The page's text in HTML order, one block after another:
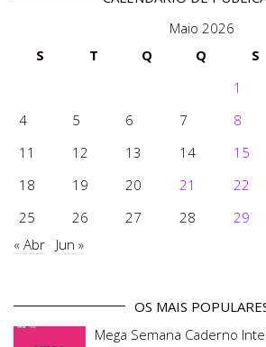
Maio 2026
S
T Q Q S
1
4
5 6 7 8
11
12 13 14 15
18
19 20 21 22
25
26 27 28 29
« Abr
Jun »
OS MAIS
Mega Semana Caderno